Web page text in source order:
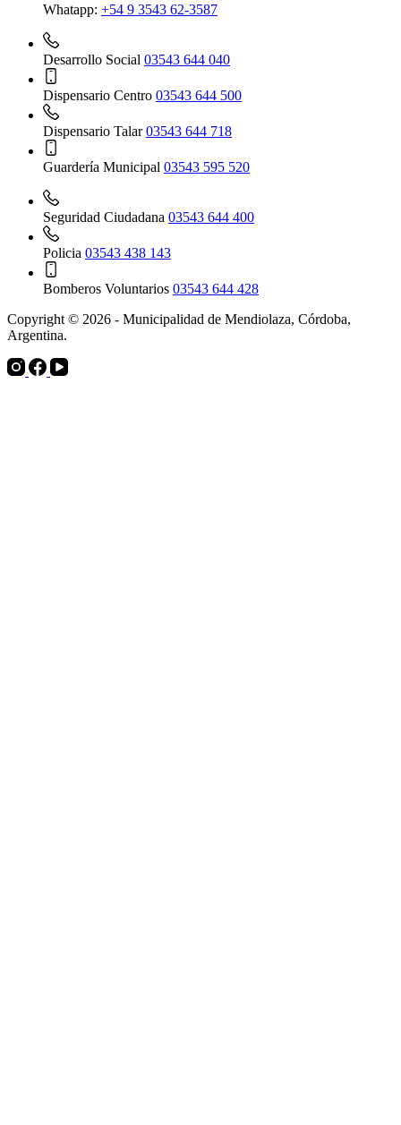
Whatapp: +54 9 3543 62-3587
Desarrollo Social 03543 644 040
Dispensario Centro 03543 644 500
Dispensario Talar03543 644 718
Guardería Municipal 03543 595 520
Seguridad Ciudadana 03543 644 400
Policia 03543 438 143
Bomberos Voluntarios 03543 644 428
Copyright © 2026 - Municipalidad de Mendiolaza, Córdoba,
Argentina.